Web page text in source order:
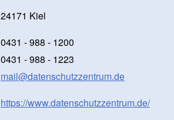
24171 Kiel
0431 - 988 - 1200
0431 - 988 - 1223
mail@datenschutzzentrum.de
https://www.datenschutzzentrum.de/